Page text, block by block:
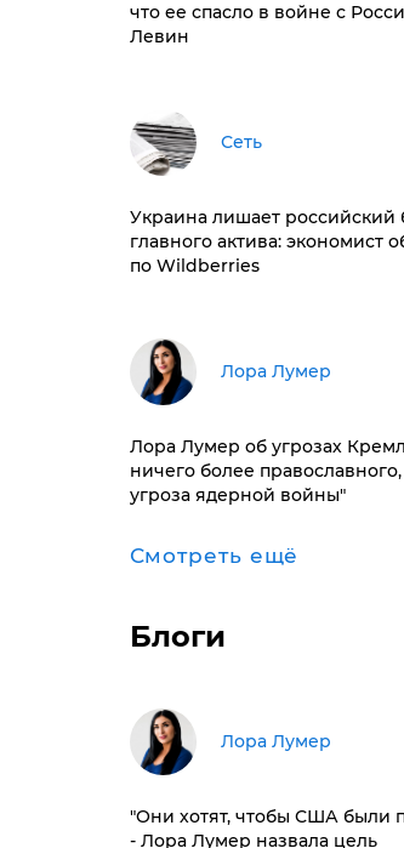
что ее спасло в войне с
Левин
Сеть
​Украина лишает российский
главного актива: экономист
по Wildberries
​Лора Лумер
Лора Лумер об угрозах
ничего более
угроза ядерной войны"
Смотреть ещё
Блоги
​Лора Лумер
"Они хотят, чтобы США были
- Лора Лумер назвала цель